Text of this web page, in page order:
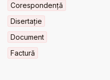
Corespondență
Disertație
Document
Factură